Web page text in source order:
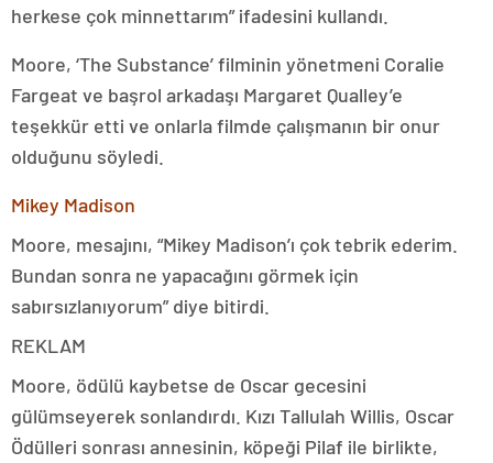
herkese çok minnettarım” ifadesini kullandı.
Moore, ‘The Substance’ filminin yönetmeni Coralie
Fargeat ve başrol arkadaşı Margaret Qualley’e
teşekkür etti ve onlarla filmde çalışmanın bir onur
olduğunu söyledi.
Mikey Madison
Moore, mesajını, “Mikey Madison’ı çok tebrik ederim.
Bundan sonra ne yapacağını görmek için
sabırsızlanıyorum” diye bitirdi.
REKLAM
Moore, ödülü kaybetse de Oscar gecesini
gülümseyerek sonlandırdı. Kızı Tallulah Willis, Oscar
Ödülleri sonrası annesinin, köpeği Pilaf ile birlikte,